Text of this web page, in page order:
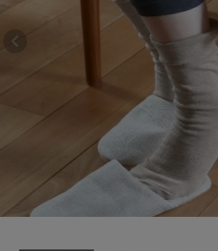
重編み靴下 綿 履
き口ゆったり
カテゴリーから探す
ギフトを探す